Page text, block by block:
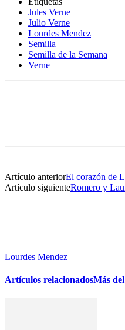
Jules Verne
Julio Verne
Lourdes Mendez
Semilla
Semilla de la Semana
Verne
Artículo anteriorEl corazón de
Artículo siguienteRomero y
Lourdes Mendez
Artículos relacionadosMás